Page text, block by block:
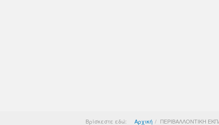
Βρίσκεστε εδώ: Αρχική ΠΕΡΙΒΑΛΛΟΝΤΙΚΗ